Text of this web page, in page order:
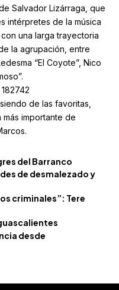
Salvador Lizárraga, que
intérpretes de la música
una larga trayectoria
la agrupación, entre
“El Coyote”, Nico
de las favoritas,
más importante de
del Barranco
de desmalezado y
criminales”: Tere
desde